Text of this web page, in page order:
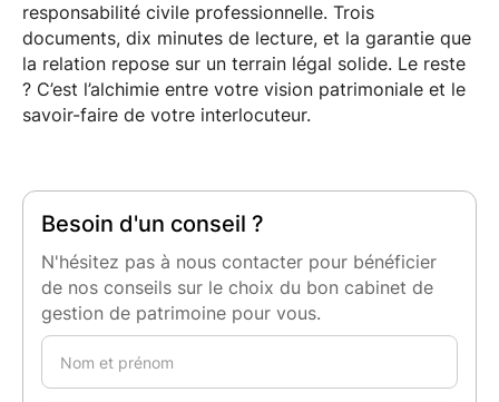
responsabilité civile professionnelle. Trois
documents, dix minutes de lecture, et la garantie que
la relation repose sur un terrain légal solide. Le reste
? C’est l’alchimie entre votre vision patrimoniale et le
savoir-faire de votre interlocuteur.
Besoin d'un conseil ?
N'hésitez pas à nous contacter pour bénéficier
de nos conseils sur le choix du bon cabinet de
gestion de patrimoine pour vous.